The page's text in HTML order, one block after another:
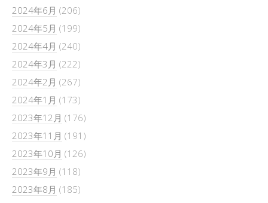
2024年6月 (206)
2024年5月 (199)
2024年4月 (240)
2024年3月 (222)
2024年2月 (267)
2024年1月 (173)
2023年12月 (176)
2023年11月 (191)
2023年10月 (126)
2023年9月 (118)
2023年8月 (185)